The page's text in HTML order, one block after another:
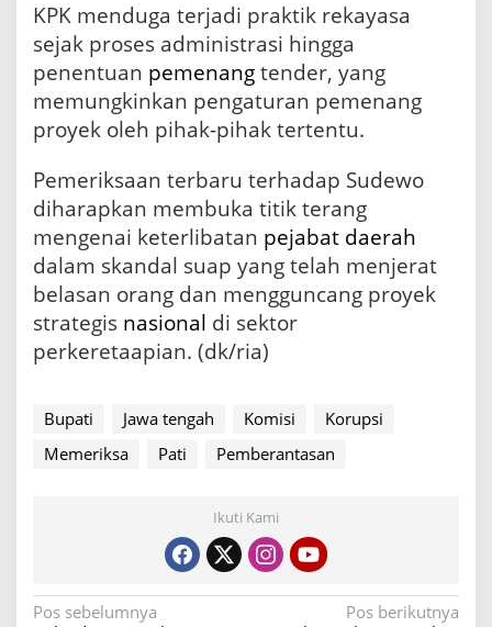
KPK menduga terjadi praktik rekayasa
sejak proses administrasi hingga
penentuan pemenangtender, yang
memungkinkan pengaturan pemenang
proyek oleh pihak-pihak tertentu.
Pemeriksaan terbaru terhadap Sudewo
diharapkan membuka titik terang
mengenai keterlibatan pejabat daerah
dalam skandal suap yang telah menjerat
belasan orang dan mengguncang proyek
strategis nasional di sektor
perkeretaapian. (dk/ria)
Bupati Jawa tengah Komisi
Korupsi
Memeriksa
Pati Pemberantasan
Ikuti Kami
N
Pos sebelumnya
Pos berikutnya